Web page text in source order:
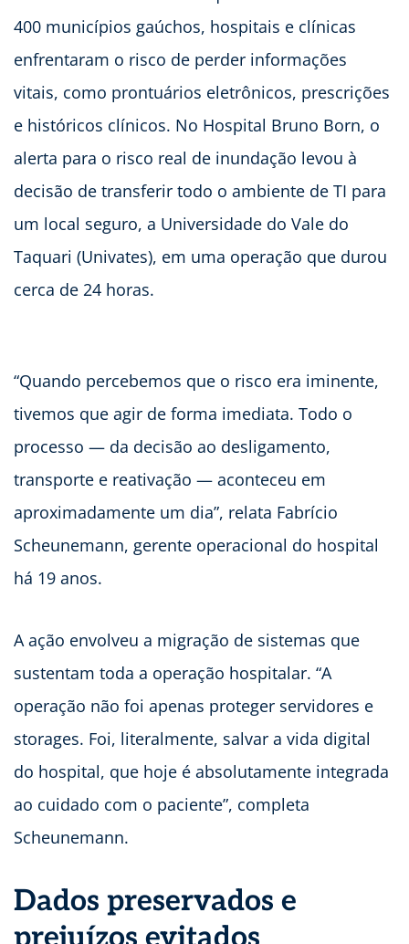
400 municípios gaúchos, hospitais e clínicas
enfrentaram o risco de perder informações
vitais, como prontuários eletrônicos, prescrições
e históricos clínicos. No Hospital Bruno Born, o
alerta para o risco real de inundação levou à
decisão de transferir todo o ambiente de TI para
um local seguro, a Universidade do Vale do
Taquari (Univates), em uma operação que durou
cerca de 24 horas.
“Quando percebemos que o risco era iminente,
tivemos que agir de forma imediata. Todo o
processo — da decisão ao desligamento,
transporte e reativação — aconteceu em
aproximadamente um dia”, relata Fabrício
Scheunemann, gerente operacional do hospital
há 19 anos.
A ação envolveu a migração de sistemas que
sustentam toda a operação hospitalar. “A
operação não foi apenas proteger servidores e
storages. Foi, literalmente, salvar a vida digital
do hospital, que hoje é absolutamente integrada
ao cuidado com o paciente”, completa
Scheunemann.
Dados preservados e